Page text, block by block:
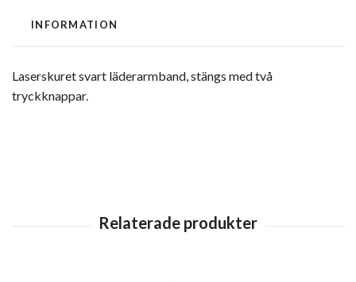
INFORMATION
Laserskuret svart läderarmband, stängs med två
tryckknappar.